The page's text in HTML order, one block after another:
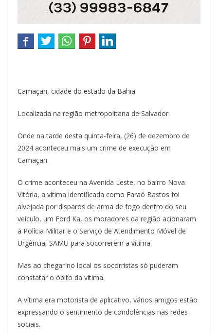
Camaçari, cidade do estado da Bahia.
Localizada na região metropolitana de Salvador.
Onde na tarde desta quinta-feira, (26) de dezembro de
2024 aconteceu mais um crime de execução em
Camaçari.
O crime aconteceu na Avenida Leste, no bairro Nova
Vitória, a vítima identificada como Faraó Bastos foi
alvejada por disparos de arma de fogo dentro do seu
veículo, um Ford Ka, os moradores da região acionaram
a Polícia Militar e o Serviço de Atendimento Móvel de
Urgência, SAMU para socorrerem a vítima.
Mas ao chegar no local os socorristas só puderam
constatar o óbito da vítima.
A vítima era motorista de aplicativo, vários amigos estão
expressando o sentimento de condolências nas redes
sociais.